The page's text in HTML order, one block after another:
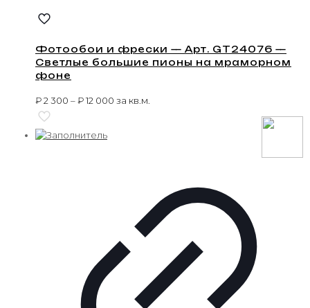
Фотообои и фрески — Арт. GT24076 —
Светлые большие пионы на мраморном
фоне
₽2 300 –₽12 000 за кв.м.